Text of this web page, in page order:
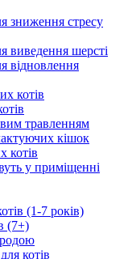
зниження стресу
виведення шерсті
відновлення
котів
травленням
кішок
котів
у приміщенні
(1-7 років)
(7+)
котів